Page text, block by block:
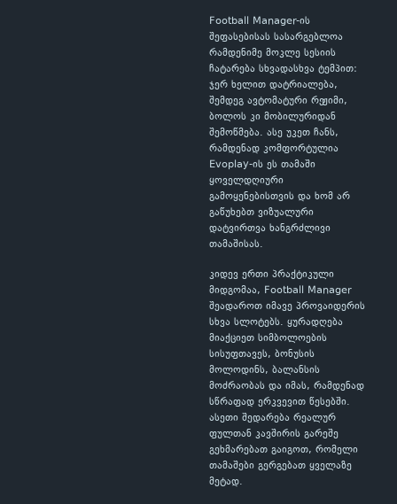
Football Manager-ის
შეფასებისას სასარგებლოა
რამდენიმე მოკლე სესიის
ჩატარება სხვადასხვა ტემპით:
ჯერ ხელით დატრიალება,
შემდეგ ავტომატური რეჟიმი,
ბოლოს კი მობილურიდან
შემოწმება. ასე უკეთ ჩანს,
რამდენად კომფორტულია
Evoplay-ის ეს თამაში
ყოველდღიური
გამოყენებისთვის და ხომ არ
გაწუხებთ ვიზუალური
დატვირთვა ხანგრძლივი
თამაშისას.
კიდევ ერთი პრაქტიკული
მიდგომაა, Football Manager
შეადაროთ იმავე პროვაიდერის
სხვა სლოტებს. ყურადღება
მიაქციეთ სიმბოლოების
სისუფთავეს, ბონუსის
მოლოდინს, ბალანსის
მოძრაობას და იმას, რამდენად
სწრაფად ერკვევით წესებში.
ასეთი შედარება რეალურ
ფულთან კავშირის გარეშე
გეხმარებათ გაიგოთ, რომელი
თამაშები გერგებათ ყველაზე
მეტად.